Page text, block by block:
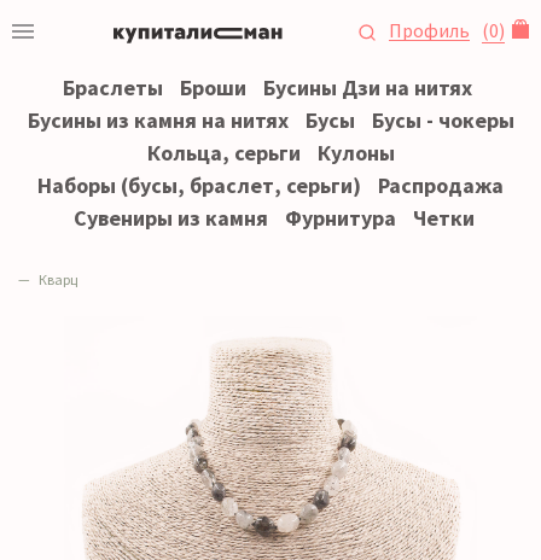
Профиль (0)
Браслеты Броши
Бусины Дзи на нитях
Бусины из камня на нитях
Бусы
Бусы - чокеры
Кольца, серьги
Кулоны
Наборы (бусы, браслет, серьги)
Распродажа
Сувениры из камня
Фурнитура Четки
Кварц